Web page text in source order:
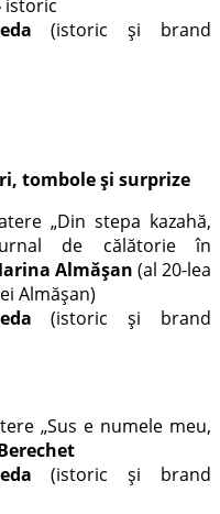
istoric
(istoric și brand
tombole și surprize
„Din stepa kazahă,
de călătorie în
Almășan (al 20-lea
Almășan)
(istoric și brand
„Sus e numele meu,
(istoric și brand